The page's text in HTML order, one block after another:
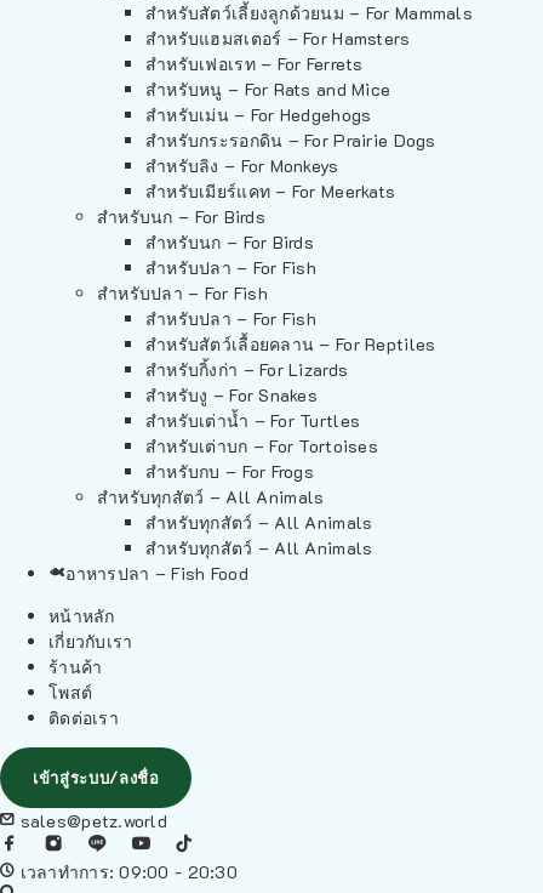
สำหรับสัตว์เลี้ยงลูกด้วยนม – For Mammals
สำหรับแฮมสเตอร์ – For Hamsters
สำหรับเฟอเรท – For Ferrets
สำหรับหนู – For Rats and Mice
สำหรับเม่น – For Hedgehogs
สำหรับกระรอกดิน – For Prairie Dogs
สำหรับลิง – For Monkeys
สำหรับเมียร์แคท – For Meerkats
สำหรับนก – For Birds
สำหรับนก – For Birds
สำหรับปลา – For Fish
สำหรับปลา – For Fish
สำหรับปลา – For Fish
สำหรับสัตว์เลื้อยคลาน – For Reptiles
สำหรับกิ้งก่า – For Lizards
สำหรับงู – For Snakes
สำหรับเต่าน้ำ – For Turtles
สำหรับเต่าบก – For Tortoises
สำหรับกบ – For Frogs
สำหรับทุกสัตว์ – All Animals
สำหรับทุกสัตว์ – All Animals
สำหรับทุกสัตว์ – All Animals
อาหารปลา – Fish Food
หน้าหลัก
เกี่ยวกับเรา
ร้านค้า
โพสต์
ติดต่อเรา
เข้าสู่ระบบ/ลงชื่อ
sales@petz.world
เวลาทำการ: 09:00 - 20:30